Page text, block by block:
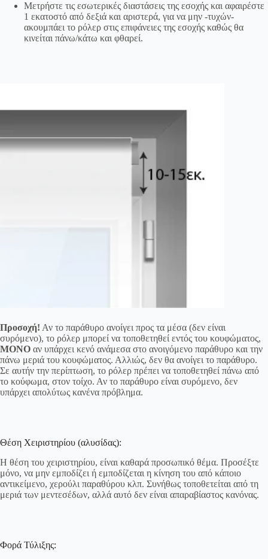
Μετρήστε τις εσωτερικές διαστάσεις της εσοχής και αφαιρέστε
1 εκατοστό από δεξιά και αριστερά, για να μην -τυχών-
ακουμπάει το ρόλερ στις επιφάνειες της εσοχής καθώς θα
κινείται πάνω/κάτω και φθαρεί.
Προσοχή! Αν το παράθυρο ανοίγει προς τα μέσα (δεν είναι
συρόμενο), το ρόλερ μπορεί να τοποθετηθεί εντός του κουφώματος,
ΜΟΝΟ αν υπάρχει κενό ανάμεσα στο ανοιγόμενο παράθυρο και την
πάνω μεριά του κουφώματος. Αλλιώς, δεν θα ανοίγει το παράθυρο.
Σε αυτήν την περίπτωση, το ρόλερ πρέπει να τοποθετηθεί πάνω από
το κούφωμα, στον τοίχο. Αν το παράθυρο είναι συρόμενο, δεν
υπάρχει απολύτως κανένα πρόβλημα.
Θέση Χειριστηρίου (αλυσίδας):
Η θέση του χειριστηρίου, είναι καθαρά προσωπικό θέμα. Προσέξτε
μόνο, να μην εμποδίζει ή εμποδίζεται η κίνηση του από κάποιο
αντικείμενο, χερούλι παραθύρου κλπ. Συνήθως τοποθετείται από τη
μεριά των μεντεσέδων, αλλά αυτό δεν είναι απαραβίαστος κανόνας.
Φορά Τύλιξης: